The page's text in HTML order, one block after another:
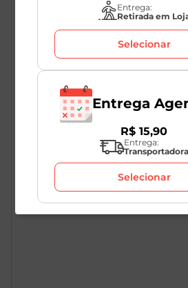
Entrega:
Retirada em
Selecionar
Entrega
R$ 15,90
Entrega:
Transportadora
Selecionar